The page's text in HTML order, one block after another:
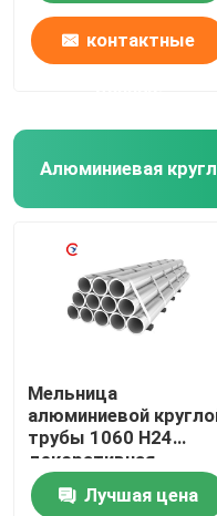
контактные
Алюминиевая
Мельница
алюминиевой
трубы 1060 H24
декоративная
закончила толщину
0.6mmЛучшая цена